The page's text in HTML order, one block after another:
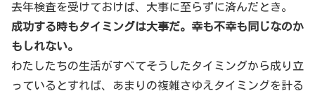
去年検査を受けておけば、大事に至らずに済んだとき。
成功する時もタイミングは大事だ。幸も不幸も同じなのか
もしれない。
わたしたちの生活がすべてそうしたタイミングから成り立
っているとすれば、あまりの複雑さゆえタイミングを計る